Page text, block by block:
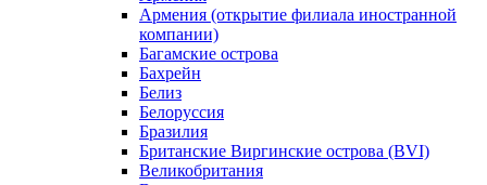
Армения (открытие филиала иностранной
компании)
Багамские острова
Бахрейн
Белиз
Белоруссия
Бразилия
Британские Виргинские острова (BVI)
Великобритания